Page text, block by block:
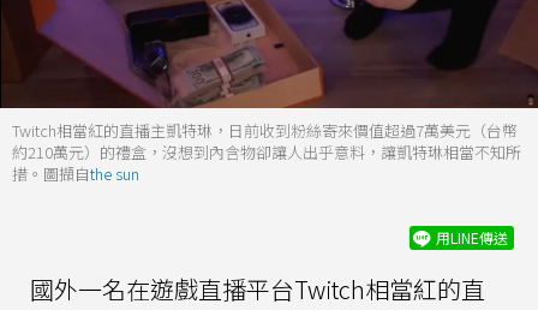
Twitch相當紅的直播主凱特琳，日前收到粉絲寄來價值超過7萬美元（台幣
約210萬元）的禮盒，沒想到內含物卻讓人出乎意料，讓凱特琳相當不知所
措。圖擷自the sun
用LINE傳送
國外一名在遊戲直播平台Twitch相當紅的直